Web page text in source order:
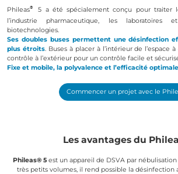
Phileas®
5 a été spécialement conçu pour traiter
l’industrie pharmaceutique, les
biotechnologies.
Ses doubles buses permettent une désinfection
plus étroits. Buses à placer à l’intérieur de l’espace
contrôle à l’extérieur pour un contrôle facile et
Fixe et mobile, la polyvalence et l’efficacité optimale
Commencer un projet avec le
Les avantages du
Phileas® 5 est un appareil de DSVA par
très petits volumes, il rend possible la désinfection